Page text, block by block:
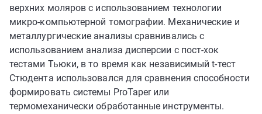
верхних моляров с использованием технологии
микро-компьютерной томографии. Механические и
металлургические анализы сравнивались с
использованием анализа дисперсии с пост-хок
тестами Тьюки, в то время как независимый t-тест
Стюдента использовался для сравнения способности
формировать системы ProTaper или
термомеханически обработанные инструменты.